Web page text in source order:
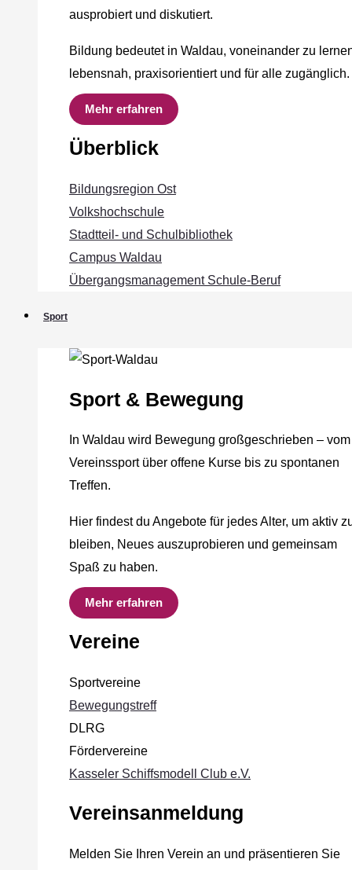
ausprobiert und diskutiert.
Bildung bedeutet in Waldau, voneinander zu
lebensnah, praxisorientiert und für alle zugänglich.
Mehr erfahren
Überblick
Bildungsregion Ost
Volkshochschule
Stadtteil- und Schulbibliothek
Campus Waldau
Übergangsmanagement Schule‐Beruf
Sport
Sport & Bewegung
In Waldau wird Bewegung großgeschrieben – vom
Vereinssport über offene Kurse bis zu spontanen
Treffen.
Hier findest du Angebote für jedes Alter, um aktiv
bleiben, Neues auszuprobieren und gemeinsam
Spaß zu haben.
Mehr erfahren
Vereine
Sportvereine
Bewegungstreff
DLRG
Fördervereine
Kasseler Schiffsmodell Club e.V.
Vereinsanmeldung
Melden Sie Ihren Verein an und präsentieren Sie